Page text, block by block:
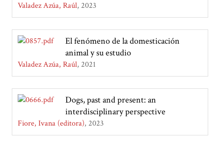
Valadez Azúa, Raúl 2023
El fenómeno de la domesticación
animal y su estudio
Valadez Azúa, Raúl 2021
Dogs, past and present: an
interdisciplinary perspective
Fiore, Ivana (editora) 2023